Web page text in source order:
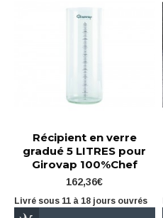
Récipient en verre
gradué 5 LITRES pour
Girovap 100%Chef
162,36€
Livré sous 11 à 18 jours ouvrés